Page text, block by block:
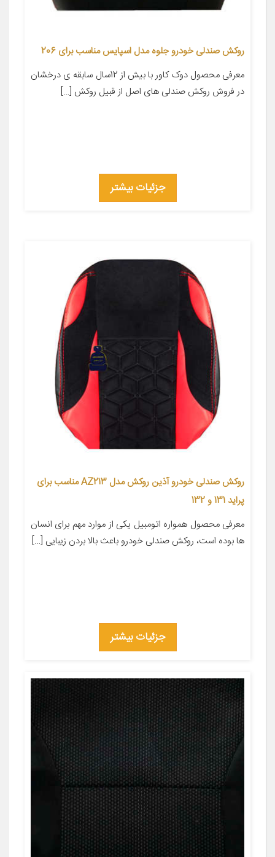
روکش صندلی خودرو جلوه مدل اسپایس مناسب برای 206
معرفی محصول دوک کاور با بیش از 12سال سابقه ی درخشان
در فروش روکش صندلی های اصل از قبیل روکش […]
جزئیات بیشتر
روکش صندلی خودرو آذین روکش مدل AZ213 مناسب برای
پراید 131 و 132
معرفی محصول همواره اتومبیل یکی از موارد مهم برای انسان
ها بوده است، روکش صندلی خودرو باعث بالا بردن زیبایی […]
جزئیات بیشتر